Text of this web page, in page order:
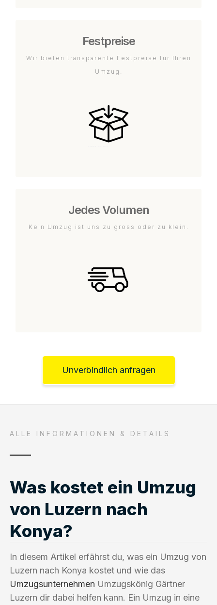
Festpreise
Wir bieten transparente Festpreise für Ihren
Umzug.
Jedes Volumen
Kein Umzug ist uns zu gross oder zu klein.
Unverbindlich anfragen
ALLE INFORMATIONEN & DETAILS
Was kostet ein Umzug
von Luzern nach
Konya?
In diesem Artikel erfährst du, was ein Umzug von
Luzern nach Konya kostet und wie das
Umzugsunternehmen Umzugskönig Gärtner
Luzern dir dabei helfen kann. Ein Umzug in eine